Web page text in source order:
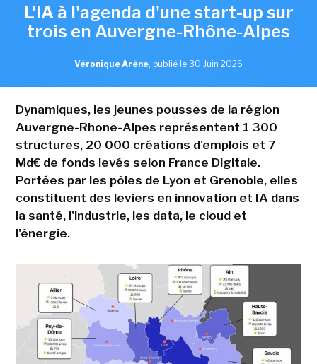
L'IA à l'agenda d'une start-up sur
trois en Auvergne-Rhône-Alpes
Véronique Arène, publié le 30 Juin 2026
Dynamiques, les jeunes pousses de la région
Auvergne-Rhone-Alpes représentent 1 300
structures, 20 000 créations d'emplois et 7
Md€ de fonds levés selon France Digitale.
Portées par les pôles de Lyon et Grenoble, elles
constituent des leviers en innovation et IA dans
la santé, l'industrie, les data, le cloud et
l'énergie.